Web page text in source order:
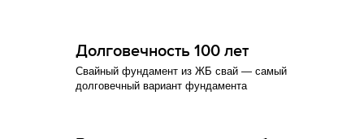
Долговечность 100 лет
Свайный фундамент из ЖБ свай — самый
долговечный вариант фундамента